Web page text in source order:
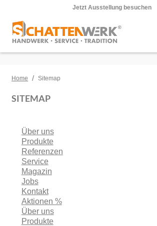
Jetzt Ausstellung besuchen
Home / Sitemap
SITEMAP
Über uns
Produkte
Referenzen
Service
Magazin
Jobs
Kontakt
Aktionen %
Über uns
Produkte